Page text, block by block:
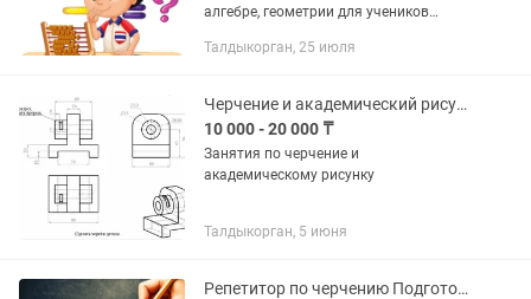
алгебре, геометрии для учеников
обучения. Занятия провожу на
Талдыкорган, 25 июля
Черчение и академический рисунок
10 000 - 20 000 ₸
Занятия по черчение и
академическому рисунку
Талдыкорган, 5 июня
Репетитор по черчению Подготовка к поступлению (грант)